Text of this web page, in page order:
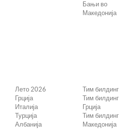
Бањи во
Македонија
Лето 2026
Грција
Италија
Турција
Албанија
Тим билдинг
Тим билдинг
Грција
Тим билдинг
Македонија